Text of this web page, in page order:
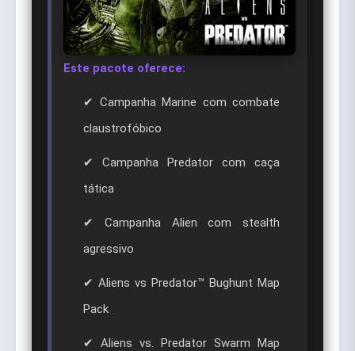
Este pacote oferece:
✔ Campanha Marine com combate
claustrofóbico
✔ Campanha Predator com caça
tática
✔ Campanha Alien com stealth
agressivo
✔ Aliens vs Predator™ Bughunt Map
Pack
✔ Aliens vs. Predator Swarm Map